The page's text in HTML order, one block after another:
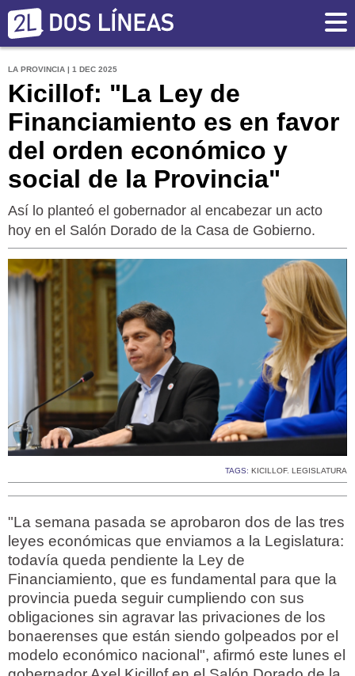
LA PROVINCIA | 1 DEC 2025
Kicillof: "La Ley de
Financiamiento es en favor
del orden económico y
social de la Provincia"
Así lo planteó el gobernador al encabezar un acto
hoy en el Salón Dorado de la Casa de Gobierno.
TAGS: KICILLOF. LEGISLATURA
"La semana pasada se aprobaron dos de las tres
leyes económicas que enviamos a la Legislatura:
todavía queda pendiente la Ley de
Financiamiento, que es fundamental para que la
provincia pueda seguir cumpliendo con sus
obligaciones sin agravar las privaciones de los
bonaerenses que están siendo golpeados por el
modelo económico nacional", afirmó este lunes el